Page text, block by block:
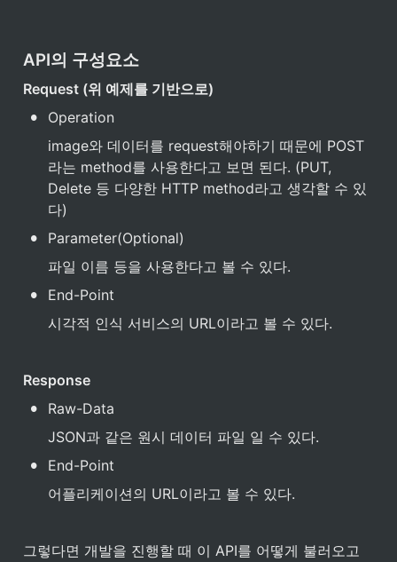
API의 구성요소
Request (위 예제를 기반으로)
•
Operation
image와 데이터를 request해야하기 때문에 POST
라는 method를 사용한다고 보면 된다. (PUT,
Delete 등 다양한 HTTP method라고 생각할 수 있
다)
•
Parameter(Optional)
파일 이름 등을 사용한다고 볼 수 있다.
•
End-Point
시각적 인식 서비스의 URL이라고 볼 수 있다.
Response
•
Raw-Data
JSON과 같은 원시 데이터 파일 일 수 있다.
•
End-Point
어플리케이션의 URL이라고 볼 수 있다.
그렇다면 개발을 진행할 때 이 API를 어떻게 불러오고